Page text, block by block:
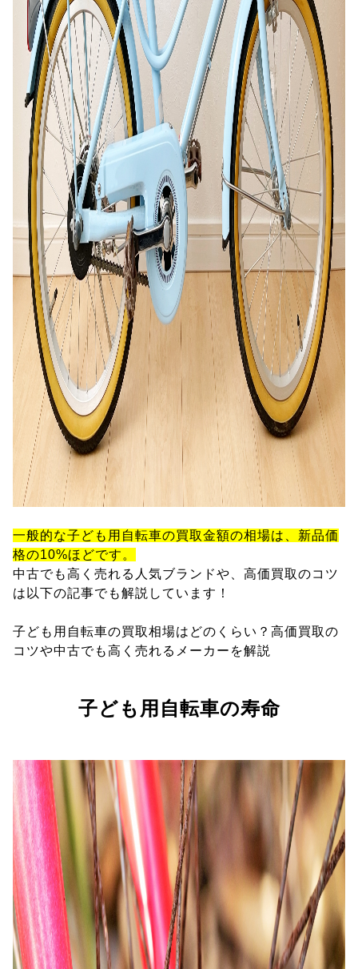
一般的な子ども用自転車の買取金額の相場は、新品価
格の10%ほどです。
中古でも高く売れる人気ブランドや、高価買取のコツ
は以下の記事でも解説しています！
子ども用自転車の買取相場はどのくらい？高価買取の
コツや中古でも高く売れるメーカーを解説
子ども用自転車の寿命